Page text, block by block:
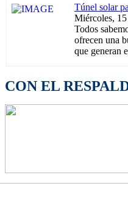
Túnel solar
Miércoles,
Todos
ofrecen una
que generan
CON EL